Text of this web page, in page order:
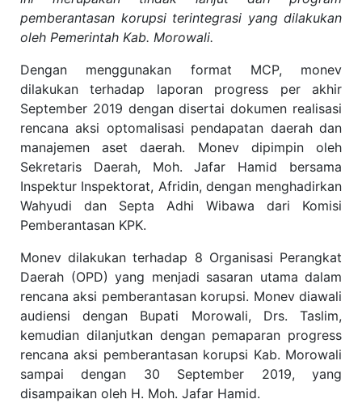
pemberantasan korupsi terintegrasi yang dilakukan
oleh Pemerintah Kab. Morowali.
Dengan menggunakan format MCP, monev
dilakukan terhadap laporan progress per akhir
September 2019 dengan disertai dokumen realisasi
rencana aksi optomalisasi pendapatan daerah dan
manajemen aset daerah. Monev dipimpin oleh
Sekretaris Daerah, Moh. Jafar Hamid bersama
Inspektur Inspektorat, Afridin, dengan menghadirkan
Wahyudi dan Septa Adhi Wibawa dari Komisi
Pemberantasan KPK.
Monev dilakukan terhadap 8 Organisasi Perangkat
Daerah (OPD) yang menjadi sasaran utama dalam
rencana aksi pemberantasan korupsi. Monev diawali
audiensi dengan Bupati Morowali, Drs. Taslim,
kemudian dilanjutkan dengan pemaparan progress
rencana aksi pemberantasan korupsi Kab. Morowali
sampai dengan 30 September 2019, yang
disampaikan oleh H. Moh. Jafar Hamid.